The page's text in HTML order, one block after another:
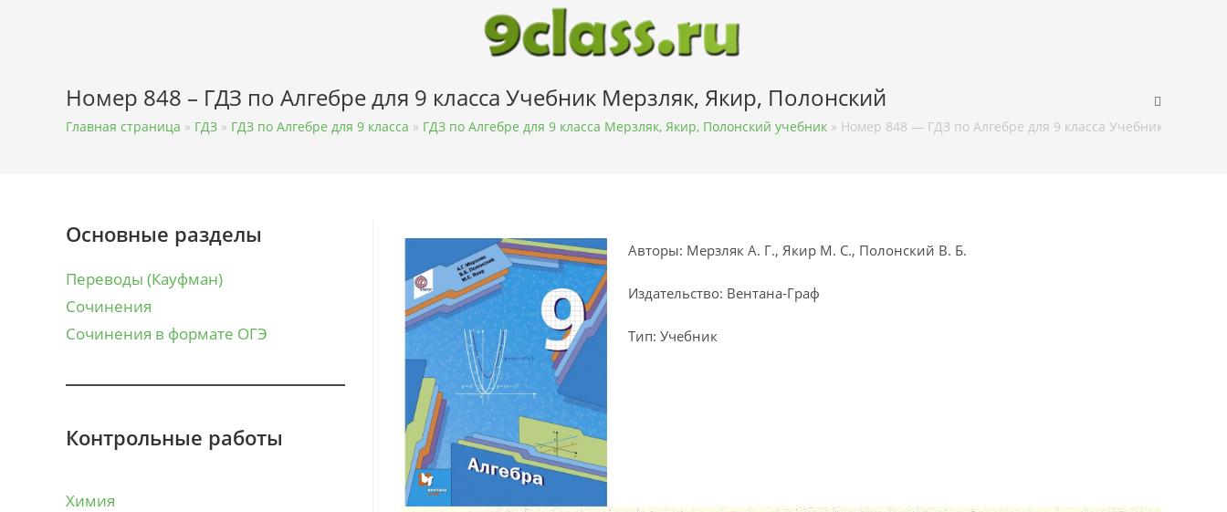
Номер 848 – ГДЗ по Алгебре для 9 класса Учебник Мерзляк, Якир, Полонский
Главная страница » ГДЗ » ГДЗ по Алгебре для 9 класса » ГДЗ по Алгебре для 9 класса Мерзляк, Якир, Полонский учебник » Номер 848 — ГДЗ по Алгебре для 9 класса Учебник
Основные разделы
Переводы (Кауфман)
Сочинения
Сочинения в формате ОГЭ
Контрольные работы
Химия
Авторы: Мерзляк А. Г., Якир М. С., Полонский В. Б.
Издательство: Вентана-Граф
Тип: Учебник